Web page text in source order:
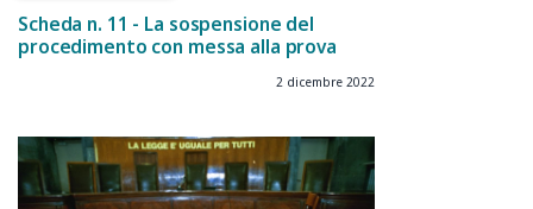
Scheda n. 11 - La sospensione del
procedimento con messa alla prova
2 dicembre 2022